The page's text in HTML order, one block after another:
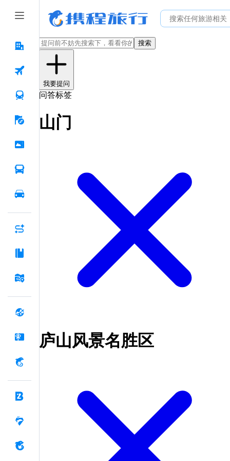
搜索
我要提问
问答标签
山门
庐山风景名胜区